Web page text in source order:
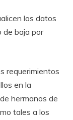
los datos
de baja por
requerimientos
en la
hermanos de
tales a los